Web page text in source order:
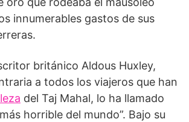
innumerables gastos de sus
británico Aldous Huxley,
a todos los viajeros que han
del Taj Mahal, lo ha llamado
horrible del mundo”. Bajo su